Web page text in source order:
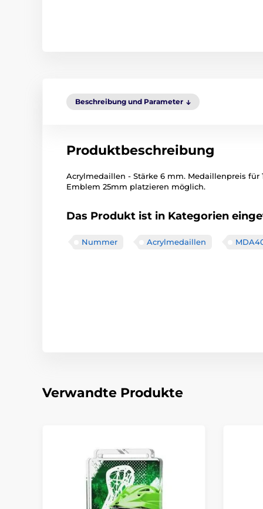
Beschreibung und Parameter
Produktbeschreibung
Acrylmedaillen - Stärke 6 mm. Medaillenpreis für
Emblem 25mm platzieren möglich.
Das Produkt ist in Kategorien
Nummer Acrylmedaillen
Verwandte Produkte